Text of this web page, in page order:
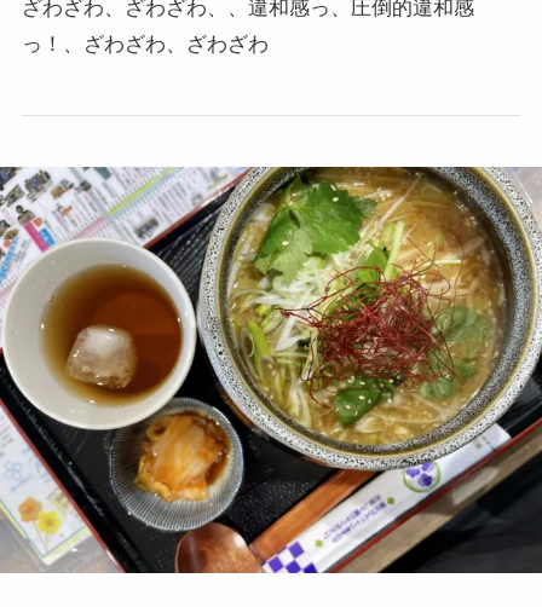
ざわざわ、ざわざわ、、違和感っ、圧倒的違和感
っ！、ざわざわ、ざわざわ